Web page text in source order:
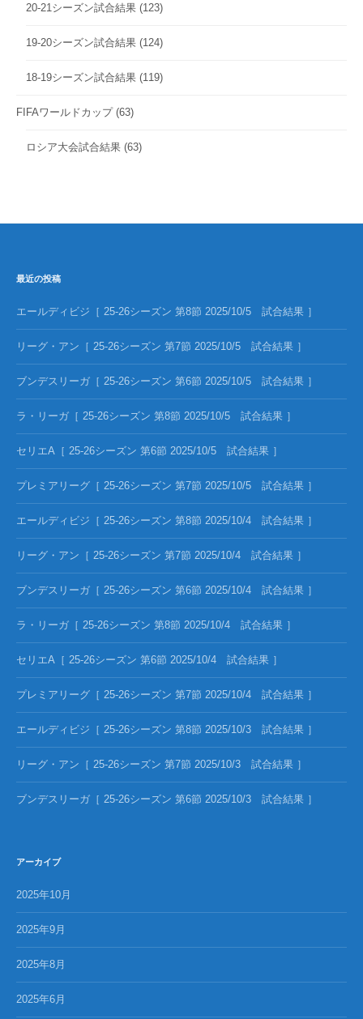
20-21シーズン試合結果 (123)
19-20シーズン試合結果 (124)
18-19シーズン試合結果 (119)
FIFAワールドカップ(63)
ロシア大会試合結果 (63)
最近の投稿
エールディビジ［ 25-26シーズン 第8節 2025/10/5 試合結果 ］
リーグ・アン［ 25-26シーズン 第7節 2025/10/5 試合結果 ］
ブンデスリーガ［ 25-26シーズン 第6節 2025/10/5 試合結果 ］
ラ・リーガ［ 25-26シーズン 第8節 2025/10/5 試合結果 ］
セリエA［ 25-26シーズン 第6節 2025/10/5 試合結果 ］
プレミアリーグ［ 25-26シーズン 第7節 2025/10/5 試合結果 ］
エールディビジ［ 25-26シーズン 第8節 2025/10/4 試合結果 ］
リーグ・アン［ 25-26シーズン 第7節 2025/10/4 試合結果 ］
ブンデスリーガ［ 25-26シーズン 第6節 2025/10/4 試合結果 ］
ラ・リーガ［ 25-26シーズン 第8節 2025/10/4 試合結果 ］
セリエA［ 25-26シーズン 第6節 2025/10/4 試合結果 ］
プレミアリーグ［ 25-26シーズン 第7節 2025/10/4 試合結果 ］
エールディビジ［ 25-26シーズン 第8節 2025/10/3 試合結果 ］
リーグ・アン［ 25-26シーズン 第7節 2025/10/3 試合結果 ］
ブンデスリーガ［ 25-26シーズン 第6節 2025/10/3 試合結果 ］
アーカイブ
2025年10月
2025年9月
2025年8月
2025年6月